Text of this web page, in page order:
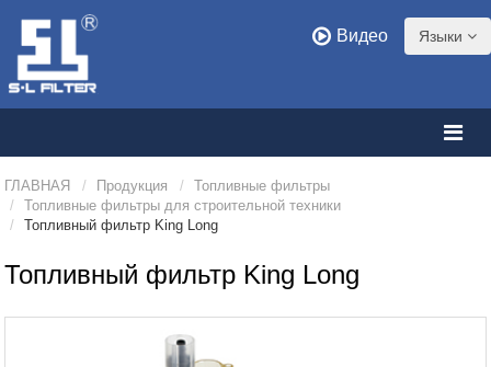
Языки
Видео
ГЛАВНАЯ Продукция
Топливные фильтры
Топливные фильтры для строительной техники
Топливный фильтр King Long
Топливный фильтр King Long